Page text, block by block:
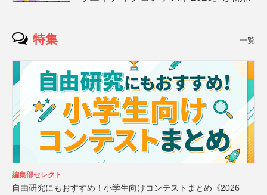
特集 一覧
編集部セレクト
自由研究にもおすすめ！小学生向けコンテストまとめ《2026